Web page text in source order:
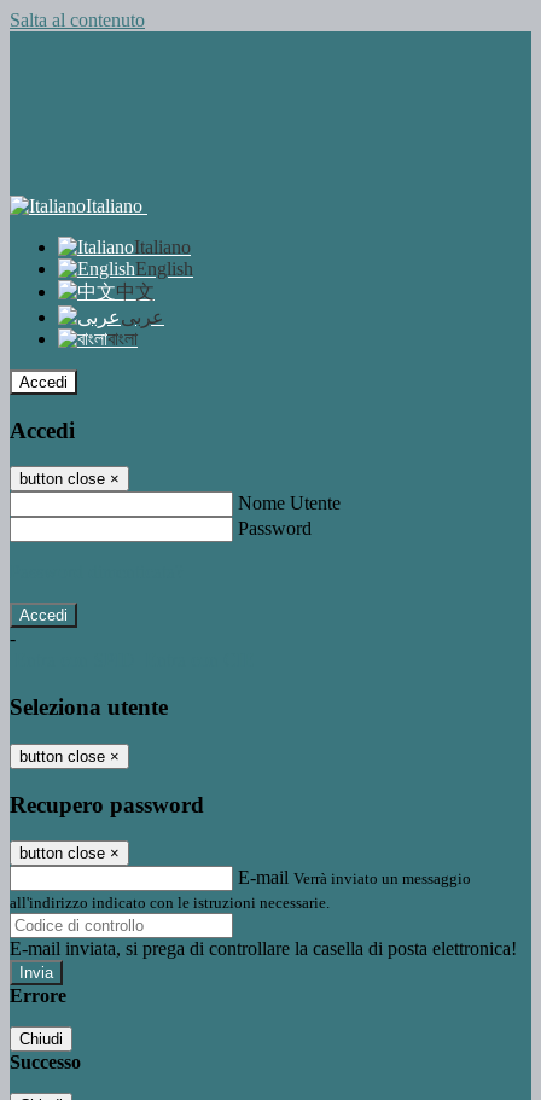
Salta al contenuto
Italiano
Italiano
English
中文
عربى
বাংলা
Accedi
Accedi
button close ×
Nome Utente
Password
-
Seleziona utente
button close ×
Recupero password
button close ×
E-mail Verrà inviato un messaggio
all'indirizzo indicato con le istruzioni necessarie.
E-mail inviata, si prega di controllare la casella di posta elettronica!
Errore
Chiudi
Successo